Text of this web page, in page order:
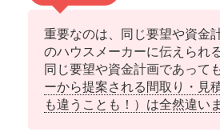
重要なのは、同じ要望や資金
のハウスメーカーに伝えられ
同じ要望や資金計画であって
ーから提案される間取り・見
も違うことも！）は全然違い